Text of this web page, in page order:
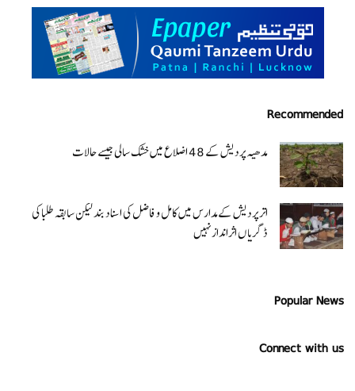
Recommended
مدھیہ پردیش کے 48 اضلاع میں خشک سالی جیسے حالات
اتر پردیش کےمدارس میں کامل و فاضل کی اسناد بند لیکن سابقہ طلبا کی
ڈگریا ں اثرانداز نہیں
Popular News
Connect with us